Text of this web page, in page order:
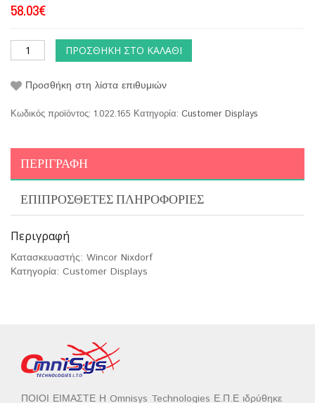
58.03€
ΠΡΟΣΘΉΚΗ ΣΤΟ ΚΑΛΆΘΙ
Προσθήκη στη λίστα επιθυμιών
Κωδικός προϊόντος: 1.022.165 Κατηγορία: Customer Displays
ΠΕΡΙΓΡΑΦΉ
ΕΠΙΠΡΌΣΘΕΤΕΣ ΠΛΗΡΟΦΟΡΊΕΣ
Περιγραφή
Κατασκευαστής: Wincor Nixdorf
Κατηγορία: Customer Displays
ΠΟΙΟΙ ΕΙΜΑΣΤΕ Η Omnisys Technologies Ε.Π.Ε ιδρύθηκε